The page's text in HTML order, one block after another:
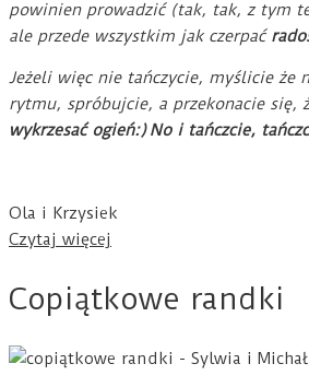
powinien prowadzić (tak, tak, z tym
ale przede wszystkim jak czerpać
Jeżeli więc nie tańczycie, myślicie że
rytmu, spróbujcie, a przekonacie się,
wykrzesać ogień:)No i tańczcie,
Ola i Krzysiek
Czytaj więcej
Copiątkowe randki